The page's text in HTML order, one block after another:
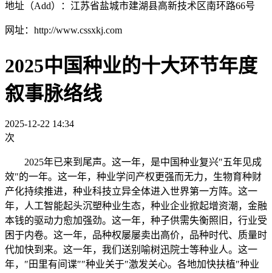
地址（Add）：江苏省盐城市建湖县高新技术区南环路66号
网址：http://www.cssxkj.com
2025中国种业的十大环节年度
叙事脉络线
2025-12-22 14:34
次
2025年已来到尾声。这一年，是中国种业复兴″五年见成
效″的一年。这一年，种业学问产权更强而无力，生物育种财
产化持续推进，种业科技立异全体进入世界第一方阵。这一
年，人工智能起头沉塑种业生态，种业企业掀起增资潮，金融
本钱的驱动力愈加强劲。这一年，种子供需失衡照旧，行业受
困于内卷。这一年，品种权屡屡卖出高价，品种时代、质量时
代加快到来。这一年，我们送别喻树迅院士等种业人。这一
年，″田里有间谍″″种业关于″激发关心。各地加快扶植″种业